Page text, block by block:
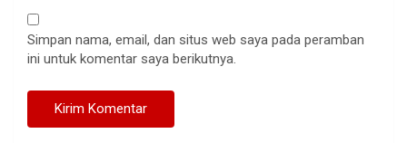
Simpan nama, email, dan situs web saya pada peramban
ini untuk komentar saya berikutnya.